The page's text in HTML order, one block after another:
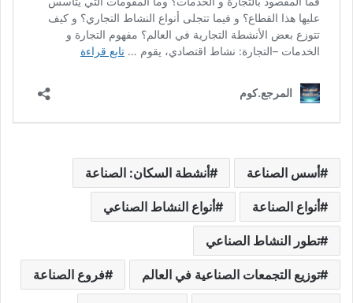
أسس الصناعة أنشطة السكان: الصناعة
أنواع الصناعة أنواع النشاط الصناعي
تطور النشاط الصناعي
توزيع التجمعات الصناعية في العالم فروع الصناعة